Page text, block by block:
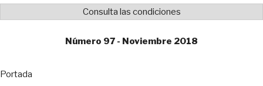
Consulta las condiciones
Número 97 - Noviembre 2018
Portada